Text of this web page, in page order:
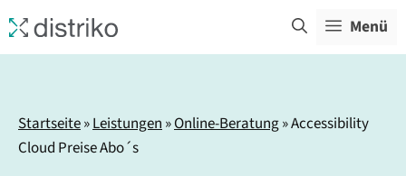
Inhalt
springen
Menü
Startseite»Leistungen»Online-Beratung»Accessibility
Cloud Preise Abo´s